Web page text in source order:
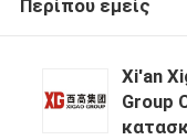
Περίπου εμείς
Xi'an
Group